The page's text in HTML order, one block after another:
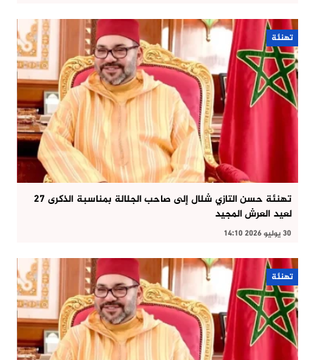
تهنئة
تهنئة حسن التازي شلال إلى صاحب الجلالة بمناسبة الذكرى 27
لعيد العرش المجيد
30 يوليو 2026 14:10
تهنئة